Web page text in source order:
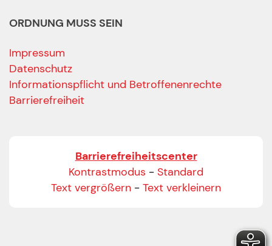
ORDNUNG MUSS SEIN
Impressum
Datenschutz
Informationspflicht und Betroffenenrechte
Barrierefreiheit
Barrierefreiheitscenter
Kontrastmodus - Standard
Text vergrößern - Text verkleinern